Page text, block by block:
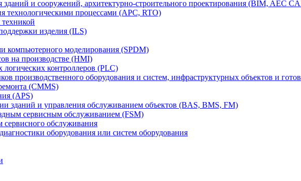
и сооружений, архитектурно-строительного проектирования (BIM, AEC
технологическими процессами (APC, RTO)
изделия (ILS)
компьютерного моделирования (SPDM)
на производстве (HMI)
контроллеров (PLC)
производственного оборудования и систем, инфраструктурных объектов и
(CMMS)
(APS)
зданий и управления обслуживанием объектов (BAS, BMS, FM)
сервисным обслуживанием (FSM)
обслуживания
оборудования или систем оборудования